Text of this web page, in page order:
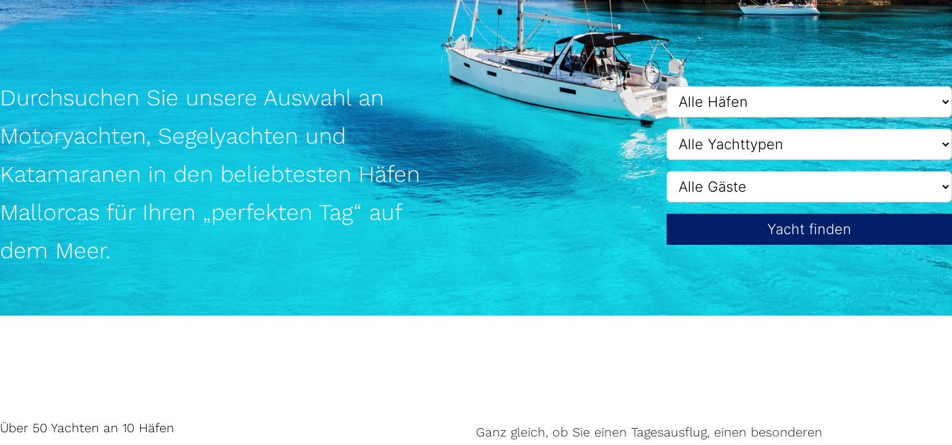
Durchsuchen Sie unsere Auswahl an
Motor­yachten, Segelyachten und
Katamaranen in den beliebtesten Häfen
Mallorcas für Ihren „perfekten Tag“ auf
dem Meer.
Yacht finden
Über 50 Yachten an 10 Häfen
Ganz gleich, ob Sie einen Tagesausflug, einen besonderen